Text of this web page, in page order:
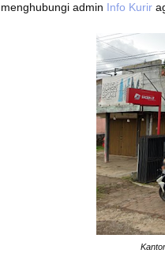
menghubungi admin Info Kurir